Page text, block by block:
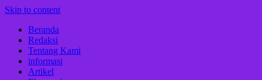
Skip to content
Beranda
Redaksi
Tentang Kami
informasi
Artikel